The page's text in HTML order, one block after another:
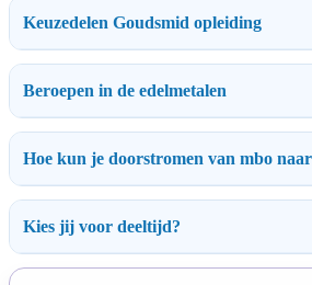
Keuzedelen Goudsmid opleiding
Beroepen in de edelmetalen
Hoe kun je doorstromen van mbo
Kies jij voor deeltijd?